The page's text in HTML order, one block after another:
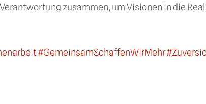
zusammen, um Visionen in die
#GemeinsamSchaffenWirMehr